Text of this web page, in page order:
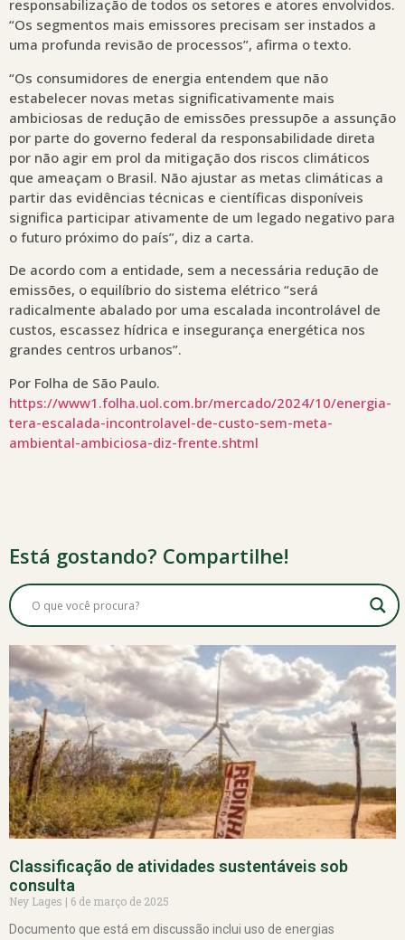
responsabilização de todos os setores e atores envolvidos.
“Os segmentos mais emissores precisam ser instados a
uma profunda revisão de processos”, afirma o texto.
“Os consumidores de energia entendem que não
estabelecer novas metas significativamente mais
ambiciosas de redução de emissões pressupõe a assunção
por parte do governo federal da responsabilidade direta
por não agir em prol da mitigação dos riscos climáticos
que ameaçam o Brasil. Não ajustar as metas climáticas a
partir das evidências técnicas e científicas disponíveis
significa participar ativamente de um legado negativo para
o futuro próximo do país”, diz a carta.
De acordo com a entidade, sem a necessária redução de
emissões, o equilíbrio do sistema elétrico “será
radicalmente abalado por uma escalada incontrolável de
custos, escassez hídrica e insegurança energética nos
grandes centros urbanos”.
Por Folha de São Paulo.
https://www1.folha.uol.com.br/mercado/2024/10/energia-
tera-escalada-incontrolavel-de-custo-sem-meta-
ambiental-ambiciosa-diz-frente.shtml
Está gostando? Compartilhe!
Classificação de atividades sustentáveis sob
consulta
Ney Lages
6 de março de 2025
Documento que está em discussão inclui uso de energias